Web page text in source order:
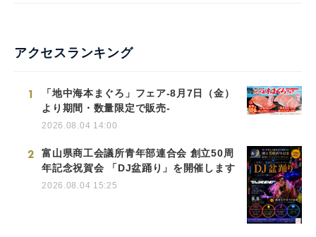
アクセスランキング
1
「地中海本まぐろ」フェア-8月7日（金）
より期間・数量限定で販売-
2026.08.04 14:00
2
富山県商工会議所青年部連合会 創立50周
年記念祝賀会 「DJ盆踊り」を開催します
2026.08.04 15:25